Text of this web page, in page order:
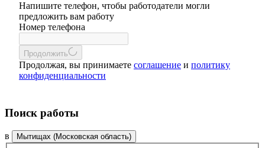
Напишите телефон, чтобы работодатели могли
предложить вам работу
Номер телефона
Продолжить
Продолжая, вы принимаете соглашение и политику
конфиденциальности
Поиск работы
в Мытищах (Московская область)